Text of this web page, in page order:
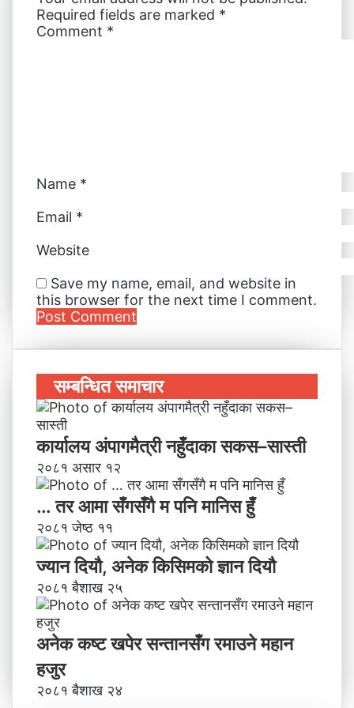
I eggpi
Required fields are marked *
Comment *
Name *
Email *
Website
Save my name, email, and website in
this browser for the next time I comment.
सम्बन्धित समाचार
कार्यालय अंपागमैत्री नहुँदाका सकस–सास्ती
२०८१ असार १२
… तर आमा सँगसँगै म पनि मानिस हुँ
२०८१ जेष्ठ ११
ज्यान दियौ, अनेक किसिमको ज्ञान दियौ
२०८१ बैशाख २५
अनेक कष्ट खपेर सन्तानसँग रमाउने महान
हजुर
२०८१ बैशाख २४